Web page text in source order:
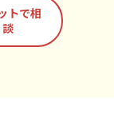
トで相
談